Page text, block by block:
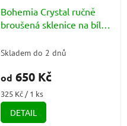
Bohemia Crystal ručně
broušená sklenice na bílé
250ml
Skladem do 2 dnů
od 650 Kč
Měrná
cena:
325 Kč / 1 ks
DETAIL